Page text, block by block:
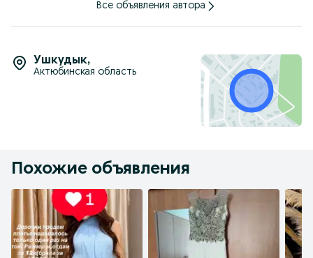
Все объявления автора
Ушкудык,
Актюбинская область
Похожие объявления